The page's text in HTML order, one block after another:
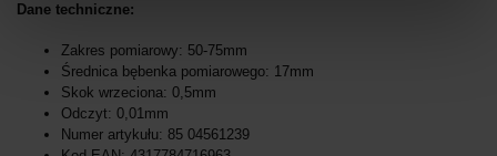
Dane techniczne:
Zakres pomiarowy: 50-75mm
Średnica bębenka pomiarowego: 17mm
Skok wrzeciona: 0,5mm
Odczyt: 0,01mm
Numer artykułu: 85 04561239